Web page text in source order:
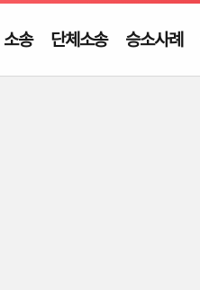
소송 단체소송 승소사례